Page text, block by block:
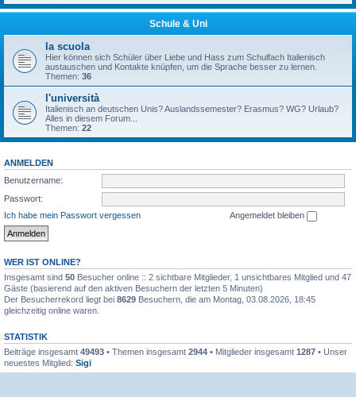
Schule & Uni
la scuola
Hier können sich Schüler über Liebe und Hass zum Schulfach Italienisch
austauschen und Kontakte knüpfen, um die Sprache besser zu lernen.
Themen: 36
l'università
Italienisch an deutschen Unis? Auslandssemester? Erasmus? WG? Urlaub?
Alles in diesem Forum...
Themen: 22
ANMELDEN
Benutzername:
Passwort:
Ich habe mein Passwort vergessen
Angemeldet bleiben
WER IST ONLINE?
Insgesamt sind 50 Besucher online :: 2 sichtbare Mitglieder, 1 unsichtbares Mitglied und 47
Gäste (basierend auf den aktiven Besuchern der letzten 5 Minuten)
Der Besucherrekord liegt bei 8629 Besuchern, die am Montag, 03.08.2026, 18:45
gleichzeitig online waren.
STATISTIK
Beiträge insgesamt 49493 • Themen insgesamt 2944 • Mitglieder insgesamt 1287 • Unser
neuestes Mitglied: Sigi